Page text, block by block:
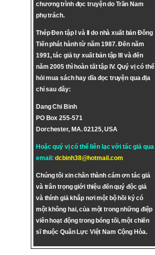
chương trình đọc truyện do Trần Nam
phụ trách.
Thép Đen tập I và II do nhà xuất bản Đông
Tiến phát hành từ năm 1987. Đến năm
1991, tác giả tự xuất bản tập III và đến
năm 2005 thì hoàn tất tập IV. Quý vị có thể
hỏi mua sách hay dĩa đọc truyện qua địa
chỉ sau đây:
Dang Chi Binh
PO Box 255-571
Dorchester, MA. 02125, USA
Hoặc quý vị có thể liên lạc với tác giả qua
email:dcbinh38@hotmail.com
Chúng tôi xin chân thành cám ơn tác giả
và trân trọng giới thiệu đến quý độc giả
và thính giả khắp nơi một bộ hồi ký có
một không hai, của một trong những điệp
viên hoạt động trong bóng tối, một chiến
sĩ thuộc Quân Lực Việt Nam Cộng Hòa.